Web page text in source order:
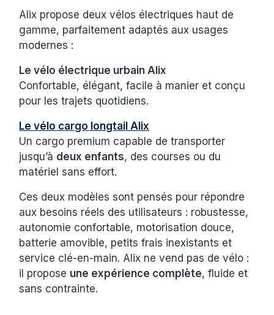
Alix propose deux vélos électriques haut de
gamme, parfaitement adaptés aux usages
modernes :
Le vélo électrique urbain Alix
Confortable, élégant, facile à manier et conçu
pour les trajets quotidiens.
Le vélo cargo longtail Alix
Un cargo premium capable de transporter
jusqu’à deux enfants, des courses ou du
matériel sans effort.
Ces deux modèles sont pensés pour répondre
aux besoins réels des utilisateurs : robustesse,
autonomie confortable, motorisation douce,
batterie amovible, petits frais inexistants et
service clé-en-main. Alix ne vend pas de vélo :
il propose une expérience complète, fluide et
sans contrainte.